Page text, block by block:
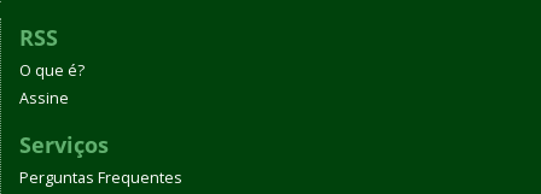
RSS
O que é?
Assine
Serviços
Perguntas Frequentes